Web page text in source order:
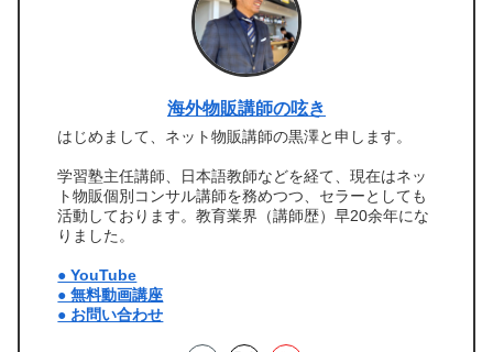
海外物販講師の呟き
はじめまして、ネット物販講師の黒澤と申します。
学習塾主任講師、日本語教師などを経て、現在はネッ
ト物販個別コンサル講師を務めつつ、セラーとしても
活動しております。教育業界（講師歴）早20余年にな
りました。
● YouTube
● 無料動画講座
● お問い合わせ